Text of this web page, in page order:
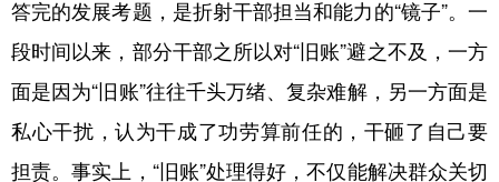
山东 河南 湖北 湖南
陕西 甘肃 青海 宁夏
答完的发展考题，是折射干部担当和能力的“镜子”。一
段时间以来，部分干部之所以对“旧账”避之不及，一方
面是因为“旧账”往往千头万绪、复杂难解，另一方面是
私心干扰，认为干成了功劳算前任的，干砸了自己要
担责。事实上，“旧账”处理得好，不仅能解决群众关切